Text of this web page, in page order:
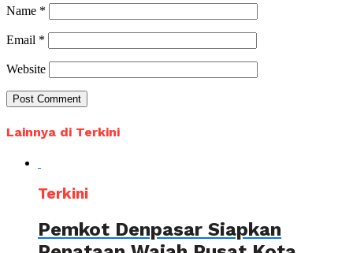
Name *
Email *
Website
Lainnya di Terkini
Terkini
Pemkot Denpasar Siapkan